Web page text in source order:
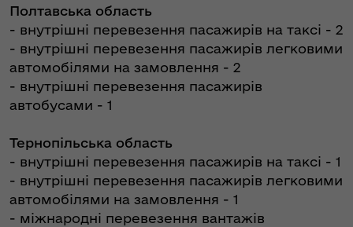
Полтавська область
- внутрішні перевезення пасажирів на таксі - 2
- внутрішні перевезення пасажирів легковими
автомобілями на замовлення - 2
- внутрішні перевезення пасажирів
автобусами - 1
Тернопільська область
- внутрішні перевезення пасажирів на таксі - 1
- внутрішні перевезення пасажирів легковими
автомобілями на замовлення - 1
- міжнародні перевезення вантажів